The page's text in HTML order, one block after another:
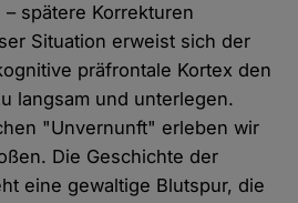
spätere Korrekturen
Situation erweist sich der
präfrontale Kortex den
langsam und unterlegen.
"Unvernunft" erleben wir
Die Geschichte der
eine gewaltige Blutspur, die